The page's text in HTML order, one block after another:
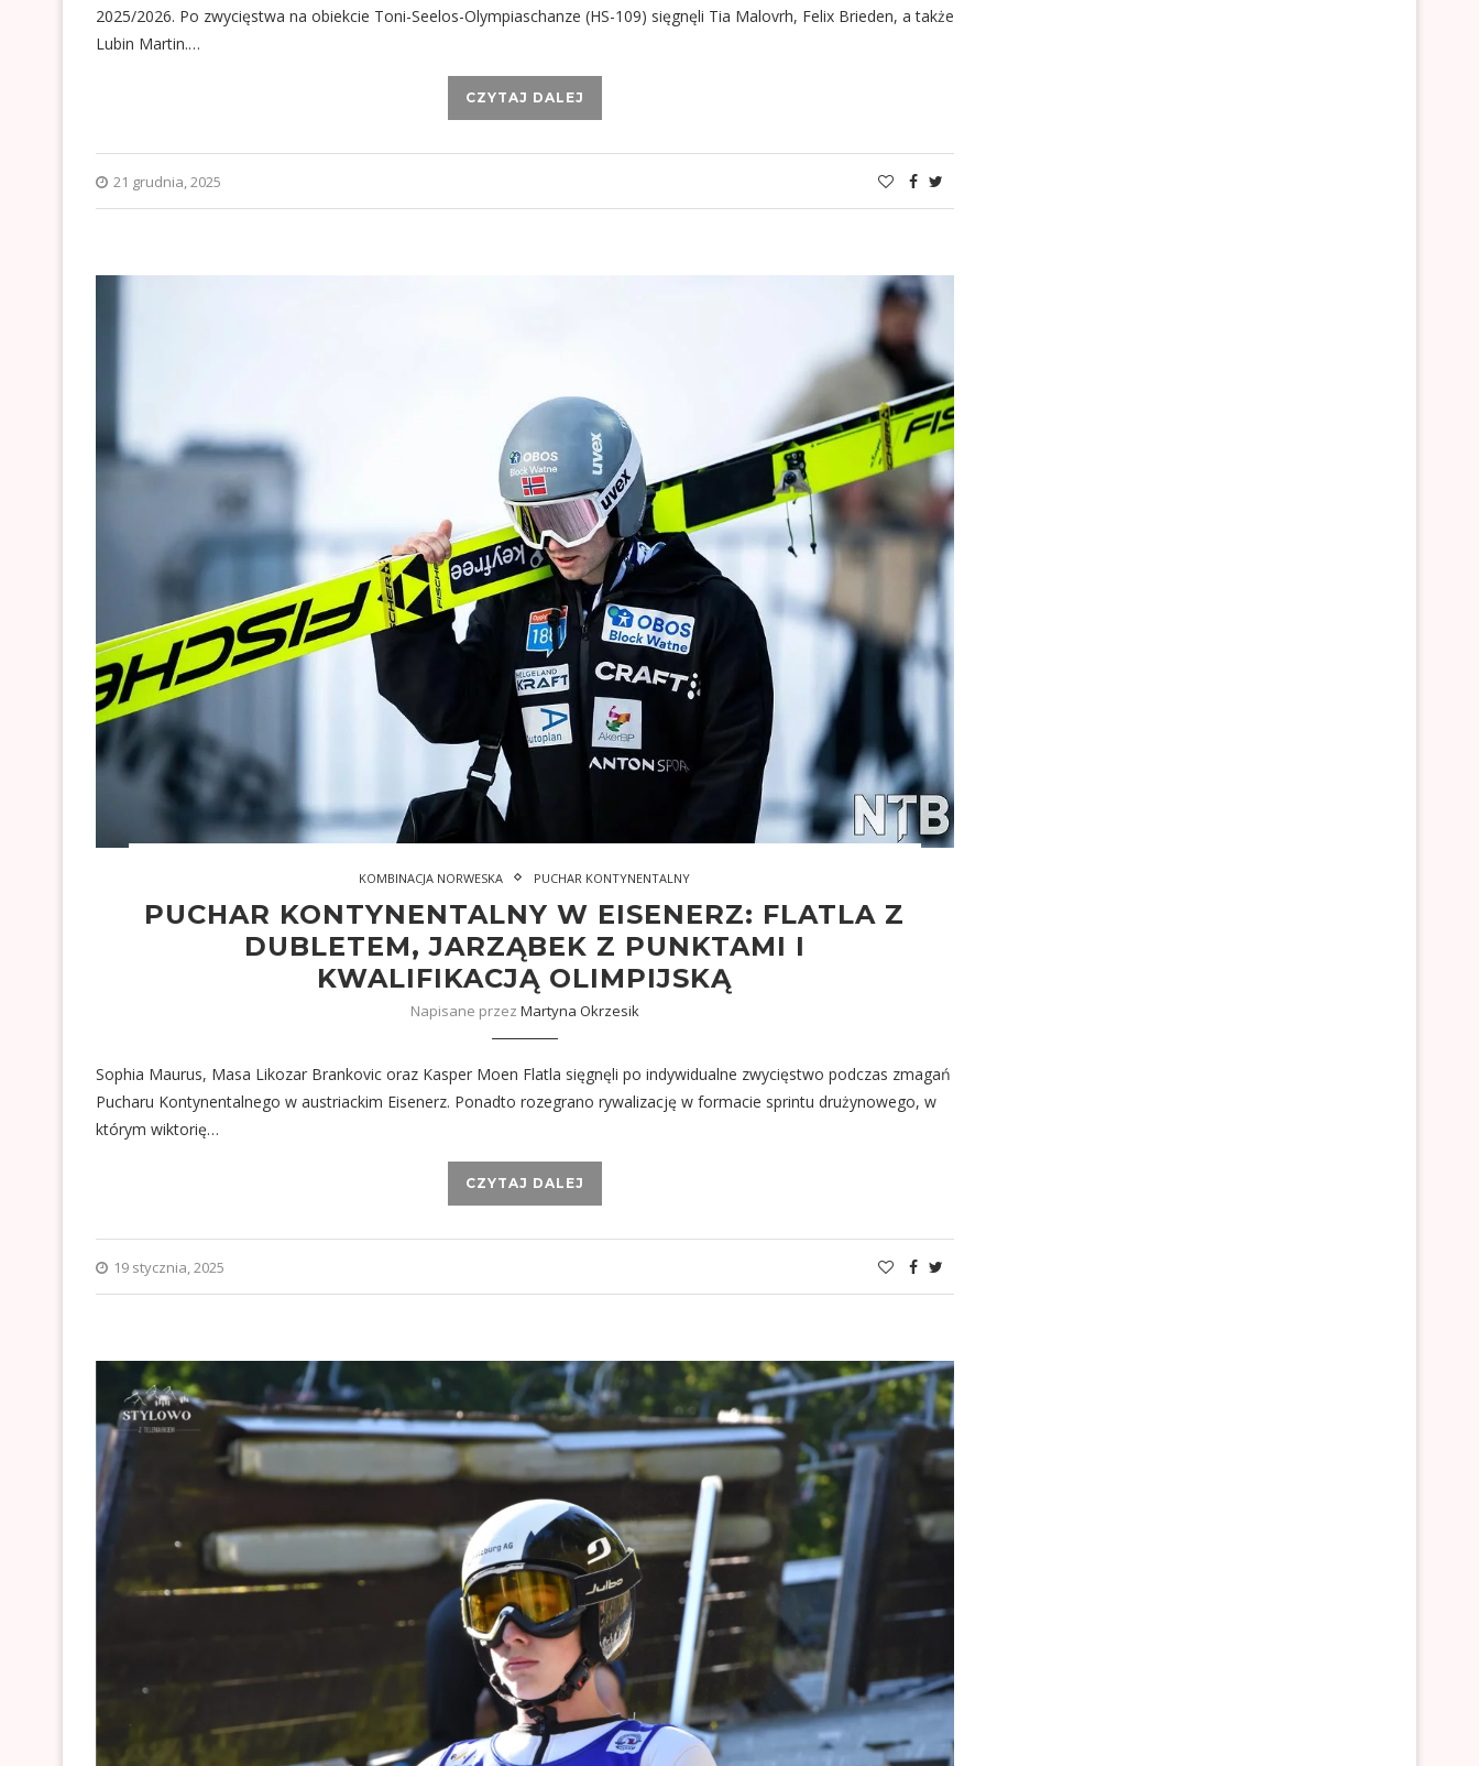
2025/2026. Po zwycięstwa na obiekcie Toni-Seelos-Olympiaschanze (HS-109) sięgnęli Tia Malovrh, Felix Brieden, a także
Lubin Martin.…
CZYTAJ DALEJ
21 grudnia, 2025
KOMBINACJA NORWESKA PUCHAR KONTYNENTALNY
PUCHAR KONTYNENTALNY W EISENERZ: FLATLA Z
DUBLETEM, JARZĄBEK Z PUNKTAMI I
KWALIFIKACJĄ OLIMPIJSKĄ
Napisane przez Martyna Okrzesik
Sophia Maurus, Masa Likozar Brankovic oraz Kasper Moen Flatla sięgnęli po indywidualne zwycięstwo podczas zmagań
Pucharu Kontynentalnego w austriackim Eisenerz. Ponadto rozegrano rywalizację w formacie sprintu drużynowego, w
którym wiktorię…
CZYTAJ DALEJ
19 stycznia, 2025